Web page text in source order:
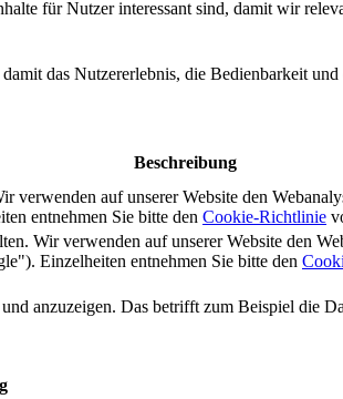
für Nutzer interessant sind, damit wir
das Nutzererlebnis, die Bedienbarkeit
Beschreibung
verwenden auf unserer Website den
entnehmen Sie bitte den Cookie-Richtlinie
Wir verwenden auf unserer Website den
Einzelheiten entnehmen Sie bitte den
anzuzeigen. Das betrifft zum Beispiel die